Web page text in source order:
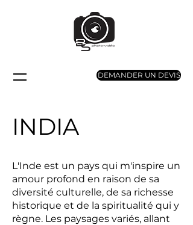
DEMANDER UN DEVIS
INDIA
L'Inde est un pays qui m'inspire un
amour profond en raison de sa
diversité culturelle, de sa richesse
historique et de la spiritualité qui y
règne. Les paysages variés, allant